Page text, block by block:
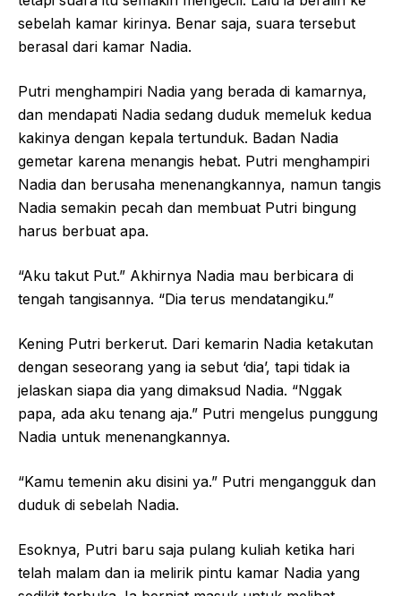
sebelah kamar kirinya. Benar saja, suara tersebut
berasal dari kamar Nadia.
Putri menghampiri Nadia yang berada di kamarnya,
dan mendapati Nadia sedang duduk memeluk kedua
kakinya dengan kepala tertunduk. Badan Nadia
gemetar karena menangis hebat. Putri menghampiri
Nadia dan berusaha menenangkannya, namun tangis
Nadia semakin pecah dan membuat Putri bingung
harus berbuat apa.
“Aku takut Put.” Akhirnya Nadia mau berbicara di
tengah tangisannya. “Dia terus mendatangiku.”
Kening Putri berkerut. Dari kemarin Nadia ketakutan
dengan seseorang yang ia sebut ‘dia’, tapi tidak ia
jelaskan siapa dia yang dimaksud Nadia. “Nggak
papa, ada aku tenang aja.” Putri mengelus punggung
Nadia untuk menenangkannya.
“Kamu temenin aku disini ya.” Putri mengangguk dan
duduk di sebelah Nadia.
Esoknya, Putri baru saja pulang kuliah ketika hari
telah malam dan ia melirik pintu kamar Nadia yang